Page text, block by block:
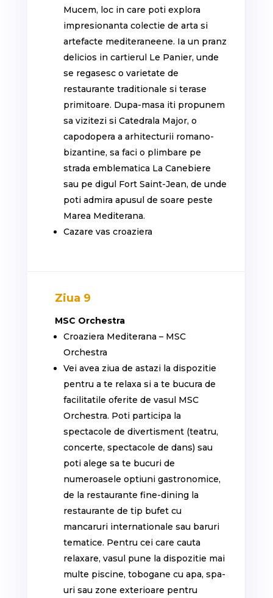
Mucem, loc in care poti explora
impresionanta colectie de arta si
artefacte mediteraneene. Ia un pranz
delicios in cartierul Le Panier, unde
se regasesc o varietate de
restaurante traditionale si terase
primitoare. Dupa-masa iti propunem
sa vizitezi si Catedrala Major, o
capodopera a arhitecturii romano-
bizantine, sa faci o plimbare pe
strada emblematica La Canebiere
sau pe digul Fort Saint-Jean, de unde
poti admira apusul de soare peste
Marea Mediterana.
Cazare vas croaziera
Ziua 9
MSC Orchestra
Croaziera Mediterana – MSC
Orchestra
Vei avea ziua de astazi la dispozitie
pentru a te relaxa si a te bucura de
facilitatile oferite de vasul MSC
Orchestra. Poti participa la
spectacole de divertisment (teatru,
concerte, spectacole de dans) sau
poti alege sa te bucuri de
numeroasele optiuni gastronomice,
de la restaurante fine-dining la
restaurante de tip bufet cu
mancaruri internationale sau baruri
tematice. Pentru cei care cauta
relaxare, vasul pune la dispozitie mai
multe piscine, tobogane cu apa, spa-
uri sau zone exterioare pentru